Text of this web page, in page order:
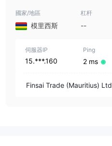
國家/地區
模里西斯
杠杆
--
伺服器IP
15.***.160
Ping
2 ms
Finsai Trade (Mauritius) Ltd